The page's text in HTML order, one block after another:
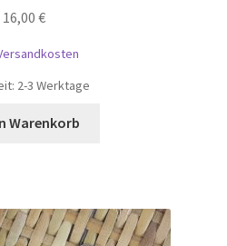
16,00 €
2-3 Werktage
Warenkorb